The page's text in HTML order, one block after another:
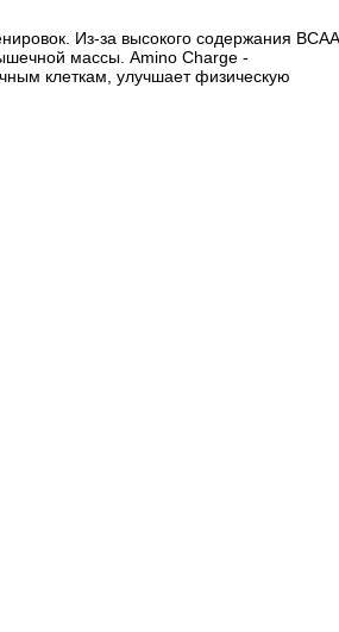
Из-за высокого содержания BCAA
массы. Amino Charge -
клеткам, улучшает физическую